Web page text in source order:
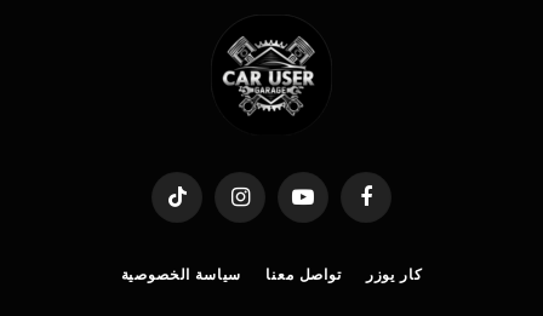
Facebook
YouTube
Instagram
TikTok
كار يوزر تواصل معنا سياسة الخصوصية